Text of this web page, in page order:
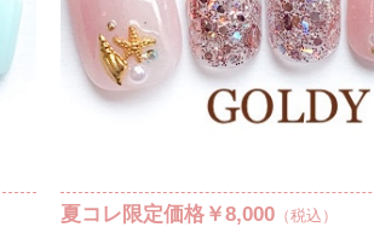
夏コレ限定価格￥8,000（税込）